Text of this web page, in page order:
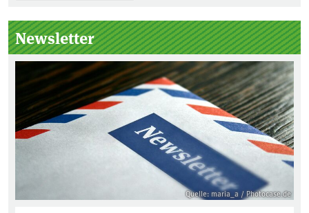
Newsletter
Quelle: maria_a / Photocase.de